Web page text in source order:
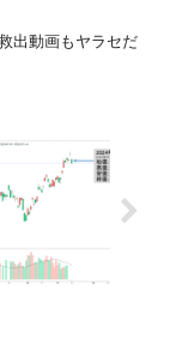
出動画もヤラセだ